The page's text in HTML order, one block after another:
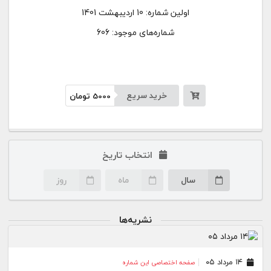
اولین شماره: 10 اردیبهشت 1401
شماره‌های موجود: 606
خرید سریع 5000تومان
انتخاب تاریخ
سال ماه روز
نشریه‌ها